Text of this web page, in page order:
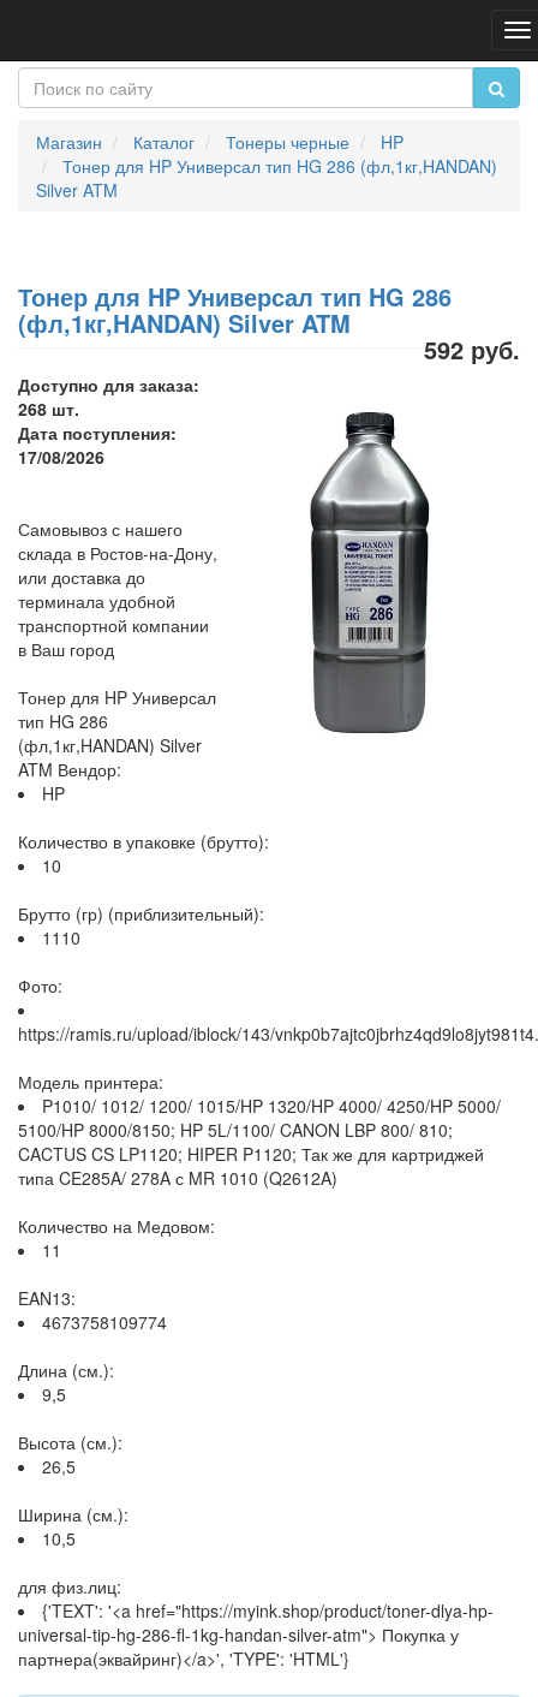
Магазин Каталог Тонеры черные
HP
Тонер для HP Универсал тип HG 286 (фл,1кг,HANDAN)
Silver ATM
Тонер для HP Универсал тип HG 286
(фл,1кг,HANDAN) Silver ATM
592 руб.
Доступно для заказа:
268 шт.
Дата поступления:
17/08/2026
Самовывоз с нашего
склада в Ростов-на-Дону,
или доставка до
терминала удобной
транспортной компании
в Ваш город
Тонер для HP Универсал
тип HG 286
(фл,1кг,HANDAN) Silver
ATM Вендор:
HP
Количество в упаковке (брутто):
10
Брутто (гр) (приблизительный):
1110
Фото:
https://ramis.ru/upload/iblock/143/
Модель принтера:
P1010/ 1012/ 1200/ 1015/HP 1320/HP 4000/ 4250/HP 5000/
5100/HP 8000/8150; HP 5L/1100/ CANON LBP 800/ 810;
CACTUS CS LP1120; HIPER P1120; Так же для картриджей
типа CE285A/ 278A с MR 1010 (Q2612A)
Количество на Медовом:
11
EAN13:
4673758109774
Длина (см.):
9,5
Высота (см.):
26,5
Ширина (см.):
10,5
для физ.лиц:
{'TEXT': '<a href="https://myink.shop/product/toner-dlya-hp-
universal-tip-hg-286-fl-1kg-handan-silver-atm"> Покупка у
партнера(эквайринг)</a>', 'TYPE': 'HTML'}